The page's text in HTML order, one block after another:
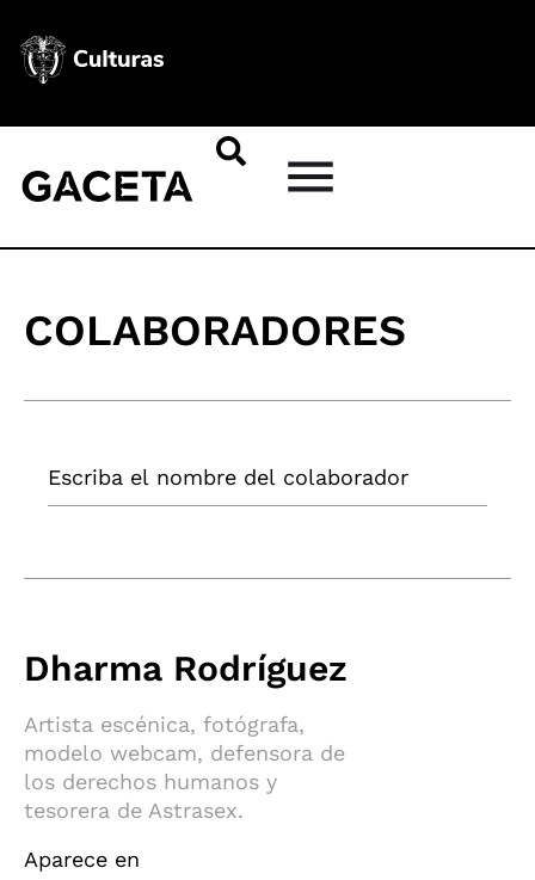
COLABORADORES
Dharma Rodríguez
Artista escénica, fotógrafa,
modelo webcam, defensora de
los derechos humanos y
tesorera de Astrasex.
Aparece en